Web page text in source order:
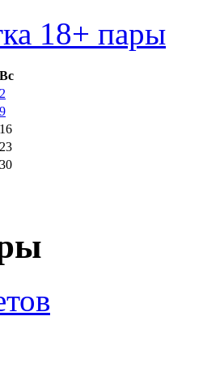
18+ пары
Вс
2
9
16
23
30